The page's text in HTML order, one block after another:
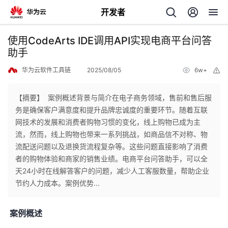
开发者
返
回
个
人
主
我
的
使用CodeArts IDE调用API实现电商平台问答
助手
华为云软件工具链 2025/08/05 6w+
【摘要】 案例概述背景与简介在电子商务领域，售前和售后服
务是确保客户满意度和提升品牌忠诚度的重要环节。随着互联
网技术的发展和消费者购物习惯的变化，线上购物已成为主
流，然而，线上购物也带来一系列挑战，如商品信不对称、物
流配送问题以及退换货流程复杂等。这些问题直接影响了消费
者的购物体验和商家的销售业绩。电商平台问答助手，可以全
天24小时在线解答客户的问题，减少人工客服数量，帮助企业
节约人力成本。案例优势...
案例概述